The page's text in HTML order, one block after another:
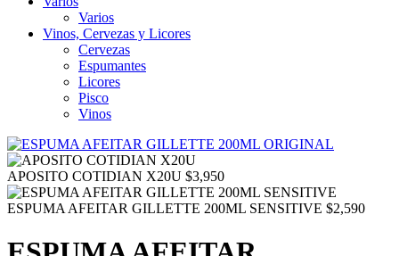
Varios
Vinos, Cervezas y Licores
Cervezas
Espumantes
Licores
Pisco
Vinos
APOSITO COTIDIAN X20U $3,950
ESPUMA AFEITAR GILLETTE 200ML SENSITIVE $2,590